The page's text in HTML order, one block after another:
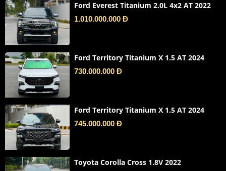
Ford Everest Titanium 2.0L 4x2 AT 2022
1.010.000.000 Đ
Ford Territory Titanium X 1.5 AT 2024
730.000.000 Đ
Ford Territory Titanium X 1.5 AT 2024
745.000.000 Đ
Toyota Corolla Cross 1.8V 2022